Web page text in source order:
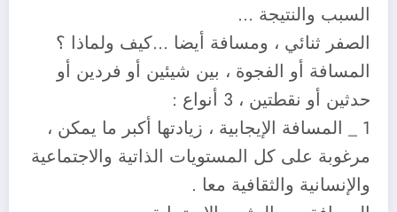
السبب والنتيجة …
الصفر ثنائي ، ومسافة أيضا …كيف ولماذا ؟
المسافة أو الفجوة ، بين شيئين أو فردين أو
حدثين أو نقطتين ، 3 أنواع :
1 _ المسافة الإيجابية ، زيادتها أكبر ما يمكن ،
مرغوبة على كل المستويات الذاتية والاجتماعية
والإنسانية والثقافية معا .